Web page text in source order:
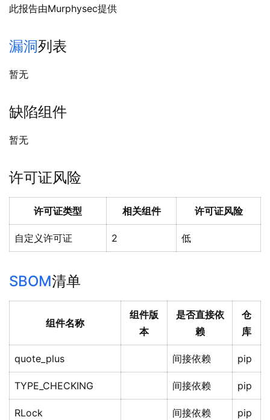
此报告由Murphysec提供
漏洞列表
暂无
缺陷组件
暂无
许可证风险
许可证类型 相关组件 许可证风险
自定义许可证 2 低
SBOM清单
组件名称
组件版
本
是否直接依
赖
仓
库
quote_plus 间接依赖 pip
TYPE_CHECKING 间接依赖 pip
RLock 间接依赖 pip